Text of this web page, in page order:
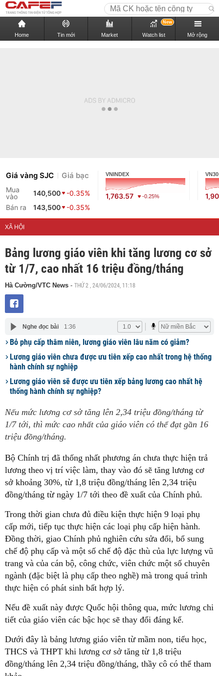
Home Tin mới Market Watch list
New
Mở rộng
Giá vàng SJC Giá bạc
Mua
vào
140,500
-0.35%
Bán ra
143,500 -0.35%
VNINDEX
1,763.57 -0.25%
VN30
XÃ HỘI
Bảng lương giáo viên khi tăng lương cơ sở
từ 1/7, cao nhất 16 triệu đồng/tháng
Hà Cường/VTC News - THỨ 2 , 24/06/2024, 11:18
Nghe đọc bài 1:36
Bỏ phụ cấp thâm niên, lương giáo viên lâu năm có giảm?
Lương giáo viên chưa được ưu tiên xếp cao nhất trong hệ thống
hành chính sự nghiệp
Lương giáo viên sẽ được ưu tiên xếp bảng lương cao nhất hệ
thống hành chính sự nghiệp?
Nếu mức lương cơ sở tăng lên 2,34 triệu đồng/tháng từ
1/7 tới, thì mức cao nhất của giáo viên có thể đạt gần 16
triệu đồng/tháng.
Bộ Chính trị đã thống nhất phương án chưa thực hiện trả
lương theo vị trí việc làm, thay vào đó sẽ tăng lương cơ
sở khoảng 30%, từ 1,8 triệu đồng/tháng lên 2,34 triệu
đồng/tháng từ ngày 1/7 tới theo đề xuất của Chính phủ.
Trong thời gian chưa đủ điều kiện thực hiện 9 loại phụ
cấp mới, tiếp tục thực hiện các loại phụ cấp hiện hành.
Đồng thời, giao Chính phủ nghiên cứu sửa đổi, bổ sung
chế độ phụ cấp và một số chế độ đặc thù của lực lượng vũ
trang và của cán bộ, công chức, viên chức một số chuyên
ngành (đặc biệt là phụ cấp theo nghề) mà trong quá trình
thực hiện có phát sinh bất hợp lý.
Nếu đề xuất này được Quốc hội thông qua, mức lương chi
tiết của giáo viên các bậc học sẽ thay đổi đáng kể.
Dưới đây là bảng lương giáo viên từ mầm non, tiểu học,
THCS và THPT khi lương cơ sở tăng từ 1,8 triệu
đồng/tháng lên 2,34 triệu đồng/tháng, thầy cô có thể tham